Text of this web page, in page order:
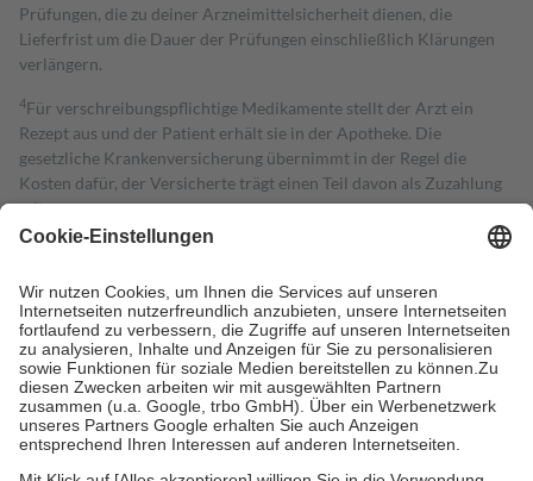
Prüfungen, die zu deiner Arzneimittelsicherheit dienen, die
Lieferfrist um die Dauer der Prüfungen einschließlich Klärungen
verlängern.
4Für verschreibungspflichtige Medikamente stellt der Arzt ein
Rezept aus und der Patient erhält sie in der Apotheke. Die
gesetzliche Krankenversicherung übernimmt in der Regel die
Kosten dafür, der Versicherte trägt einen Teil davon als Zuzahlung
mit.
Grundsätzlich leisten Mitglieder Zuzahlungen in Höhe von zehn
höchstens zehn Euro.
Es sind jedoch nie mehr als die tatsächlichen
Kosten der Leistung zu entrichten.
Diese Regeln gelten grundsätzlich auch für Online-Apotheken.
Bei Heilmitteln und häuslicher Krankenpflege beträgt die
Zuzahlung zehn Prozent der Kosten sowie zehn Euro je
Verordnung.
Um das Engagement der Versicherten für ihre eigene Gesundheit zu
stärken und die besondere Stellung der Familie zu unterstützen,